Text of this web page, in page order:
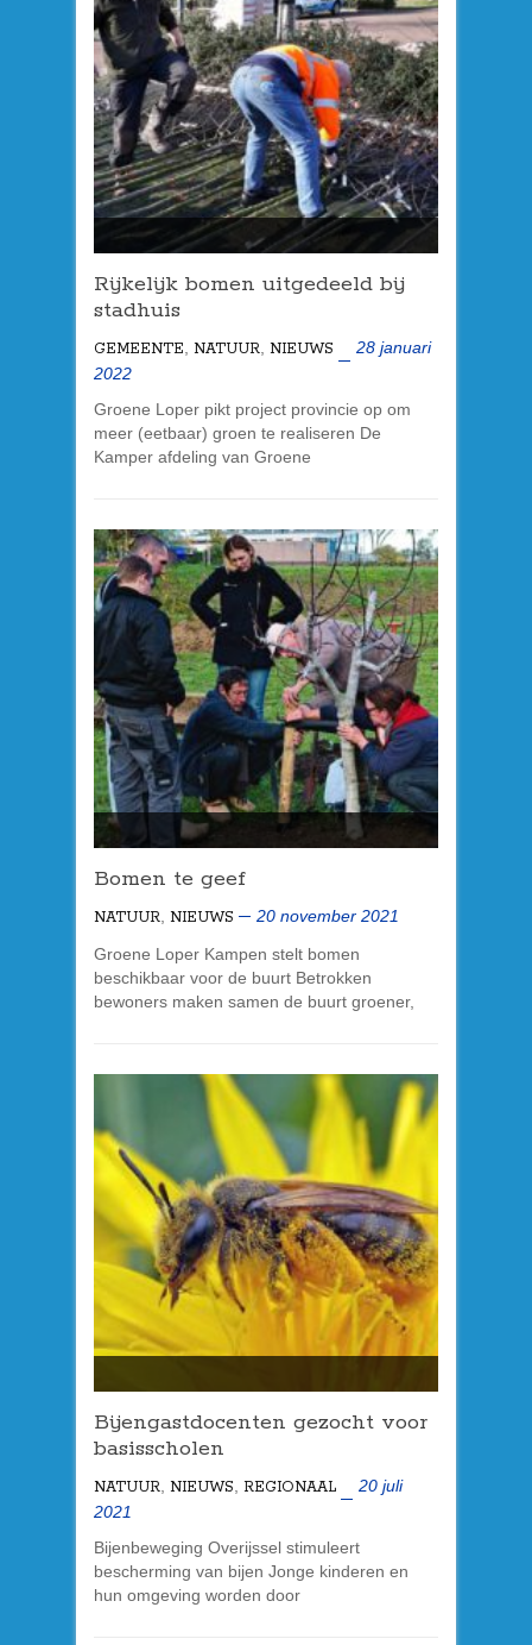
Rijkelijk bomen uitgedeeld bij
stadhuis
GEMEENTE NATUUR NIEUWS
28 januari
2022
Groene Loper pikt project provincie op om
meer (eetbaar) groen te realiseren De
Kamper afdeling van Groene
Bomen te geef
NATUUR NIEUWS
20 november 2021
Groene Loper Kampen stelt bomen
beschikbaar voor de buurt Betrokken
bewoners maken samen de buurt groener,
Bijengastdocenten gezocht voor
basisscholen
NATUUR, NIEUWS, REGIONAAL
20 juli
2021
Bijenbeweging Overijssel stimuleert
bescherming van bijen Jonge kinderen en
hun omgeving worden door